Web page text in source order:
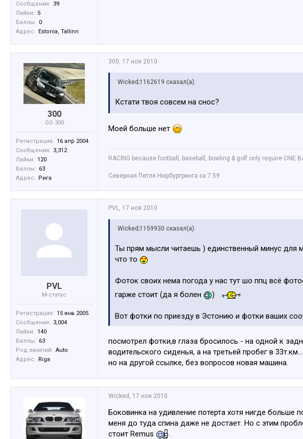
Сообщения: 39
Лайки: 5
Баллы: 0
Адрес: Estonia, Tallinn
300
GO 300
Регистрация: 16 апр 2004
Сообщения: 3,312
Лайки: 120
Баллы: 63
Адрес: Рига
300, 17 ноя 2010
Wicked;1162619 сказал(а):
Кстати твоя совсем на снос?
Моей больше нет
RACING because football, baseball, bowling & golf only require ONE
Северная Петля Нюрбургринга за 7:59
PVL
M-статус
Регистрация: 15 янв 2005
Сообщения: 3,004
Лайки: 140
Баллы: 63
Род занятий: Auto
Адрес: Riga
PVL, 17 ноя 2010
Wicked;1159930 сказал(а):
Ты прям мысли читаешь ) единственный минус для
что то
Фоток своих нема погода у нас тут шо ппц всё
гарже стоит (да я болен
)
Вот фотки по приезду в Эстонию и фотки ваших
http://foto.inbox.lv/autosweden/BMW-M5-E39-Silver-EST
http://www.bmwpower.lv/
посмотрел фотки,в глаза бросилось - на одной к
водительского сиденья, а на третьей пробег в 33т.км....
но на другой ссылке, без вопросов новая машина.
Wicked , 17 ноя 2010
Боковинка на удивление потерта хотя нигде больше
меня до туда спина даже не достает. Но с этим
стоит Remus
.